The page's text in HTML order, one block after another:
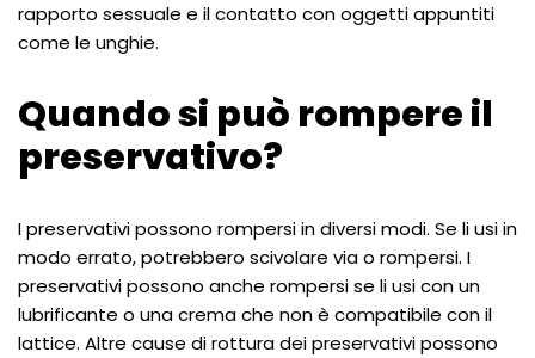
rapporto sessuale e il contatto con oggetti appuntiti
come le unghie.
Quando si può rompere il
preservativo?
I preservativi possono rompersi in diversi modi. Se li usi in
modo errato, potrebbero scivolare via o rompersi. I
preservativi possono anche rompersi se li usi con un
lubrificante o una crema che non è compatibile con il
lattice. Altre cause di rottura dei preservativi possono